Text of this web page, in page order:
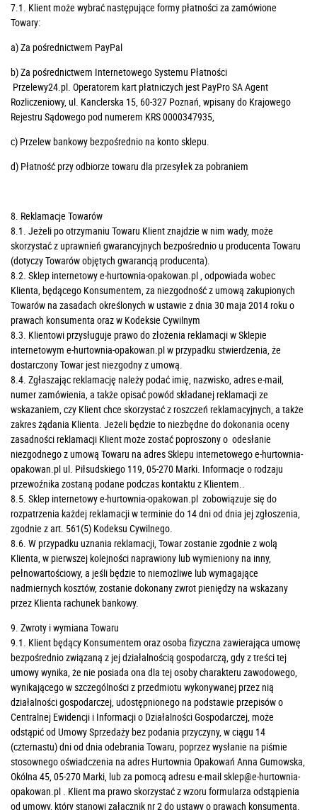
7.1. Klient może wybrać następujące formy płatności za zamówione
Towary:
a) Za pośrednictwem PayPal
b) Za pośrednictwem Internetowego Systemu Płatności
Przelewy24.pl. Operatorem kart płatniczych jest PayPro SA Agent
Rozliczeniowy, ul. Kanclerska 15, 60-327 Poznań, wpisany do Krajowego
Rejestru Sądowego pod numerem KRS 0000347935,
c) Przelew bankowy bezpośrednio na konto sklepu.
d) Płatność przy odbiorze towaru dla przesyłek za pobraniem
8. Reklamacje Towarów
8.1. Jeżeli po otrzymaniu Towaru Klient znajdzie w nim wady, może
skorzystać z uprawnień gwarancyjnych bezpośrednio u producenta Towaru
(dotyczy Towarów objętych gwarancją producenta).
8.2. Sklep internetowy e-hurtownia-opakowan.pl , odpowiada wobec
Klienta, będącego Konsumentem, za niezgodność z umową zakupionych
Towarów na zasadach określonych w ustawie z dnia 30 maja 2014 roku o
prawach konsumenta oraz w Kodeksie Cywilnym
8.3. Klientowi przysługuje prawo do złożenia reklamacji w Sklepie
internetowym e-hurtownia-opakowan.pl w przypadku stwierdzenia, że
dostarczony Towar jest niezgodny z umową.
8.4. Zgłaszając reklamację należy podać imię, nazwisko, adres e-mail,
numer zamówienia, a także opisać powód składanej reklamacji ze
wskazaniem, czy Klient chce skorzystać z roszczeń reklamacyjnych, a także
zakres żądania Klienta. Jeżeli będzie to niezbędne do dokonania oceny
zasadności reklamacji Klient może zostać poproszony o odesłanie
niezgodnego z umową Towaru na adres Sklepu internetowego e-hurtownia-
opakowan.pl ul. Piłsudskiego 119, 05-270 Marki. Informacje o rodzaju
przewoźnika zostaną podane podczas kontaktu z Klientem..
8.5. Sklep internetowy e-hurtownia-opakowan.pl zobowiązuje się do
rozpatrzenia każdej reklamacji w terminie do 14 dni od dnia jej zgłoszenia,
zgodnie z art. 561(5) Kodeksu Cywilnego.
8.6. W przypadku uznania reklamacji, Towar zostanie zgodnie z wolą
Klienta, w pierwszej kolejności naprawiony lub wymieniony na inny,
pełnowartościowy, a jeśli będzie to niemożliwe lub wymagające
nadmiernych kosztów, zostanie dokonany zwrot pieniędzy na wskazany
przez Klienta rachunek bankowy.
9. Zwroty i wymiana Towaru
9.1. Klient będący Konsumentem orazosoba fizyczna zawierająca umowę
bezpośrednio związaną z jej działalnością gospodarczą,gdy z treści tej
umowy wynika, że nie posiada ona dla tej osoby charakteru zawodowego,
wynikającego w szczególności z przedmiotu wykonywanej przez nią
działalności gospodarczej, udostępnionego na podstawie przepisów o
Centralnej Ewidencji i Informacji o Działalności Gospodarczej, może
odstąpić od Umowy Sprzedaży bez podania przyczyny, w ciągu 14
(czternastu) dni od dnia odebrania Towaru, poprzez wysłanie na piśmie
stosownego oświadczenia na adres Hurtownia Opakowań Anna Gumowska,
Okólna 45, 05-270 Marki, lub za pomocą adresu e-mailsklep@e-hurtownia-
opakowan.pl . Klient ma prawo skorzystać z wzoru formularza odstąpienia
od umowy, który stanowi załącznik nr 2 do ustawy o prawach konsumenta.